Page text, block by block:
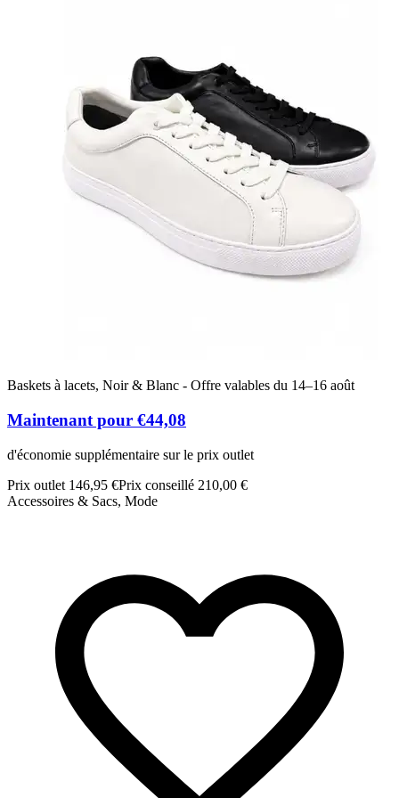
Baskets à lacets, Noir & Blanc - Offre valables du 14–16 août
Maintenant pour €44,08
d'économie supplémentaire sur le prix outlet
Prix outlet 146,95 €Prix conseillé 210,00 €
Accessoires & Sacs, Mode